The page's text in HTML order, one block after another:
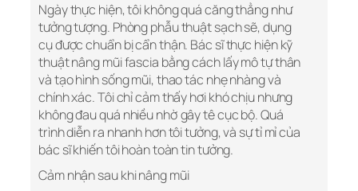
Ngày thực hiện, tôi không quá căng thẳng như
tưởng tượng. Phòng phẫu thuật sạch sẽ, dụng
cụ được chuẩn bị cẩn thận. Bác sĩ thực hiện kỹ
thuật nâng mũi fascia bằng cách lấy mô tự thân
và tạo hình sống mũi, thao tác nhẹ nhàng và
chính xác. Tôi chỉ cảm thấy hơi khó chịu nhưng
không đau quá nhiều nhờ gây tê cục bộ. Quá
trình diễn ra nhanh hơn tôi tưởng, và sự tỉ mỉ của
bác sĩ khiến tôi hoàn toàn tin tưởng.
Cảm nhận sau khi nâng mũi